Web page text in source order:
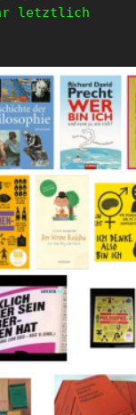
letztlich